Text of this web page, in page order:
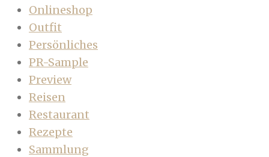
Onlineshop
Outfit
Persönliches
PR-Sample
Preview
Reisen
Restaurant
Rezepte
Sammlung